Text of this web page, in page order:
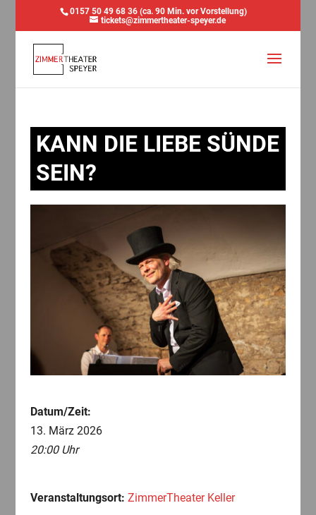
0157 50 49 68 36 (ca. 90 Min. vor Vorstellung)
tickets@zimmertheater-speyer.de
KANN DIE LIEBE SÜNDE
SEIN?
Datum/Zeit:
13. März 2026
20:00 Uhr
Veranstaltungsort: ZimmerTheater Keller